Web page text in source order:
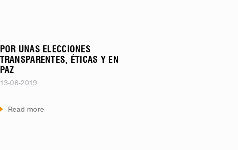
POR UNAS ELECCIONES
TRANSPARENTES, ÉTICAS Y EN
PAZ
13-06-2019
Read more